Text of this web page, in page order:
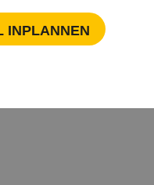
INPLANNEN